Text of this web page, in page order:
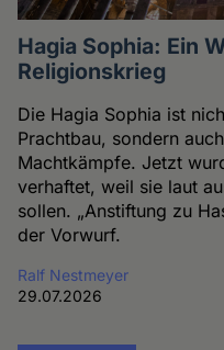
Hagia Sophia: Ein
Religionskrieg
Die Hagia Sophia ist
Prachtbau, sondern
Machtkämpfe. Jetzt
verhaftet, weil sie laut
sollen. „Anstiftung zu
der Vorwurf.
Ralf Nestmeyer
29.07.2026